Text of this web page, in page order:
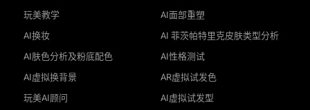
玩美教学
AI换妆
AI肤色分析及粉底配色
AI虚拟换背景
玩美AI顾问
AI面部重塑
AI 菲茨帕特里克皮肤类型分析
AI性格测试
AR虚拟试发色
AI虚拟试发型